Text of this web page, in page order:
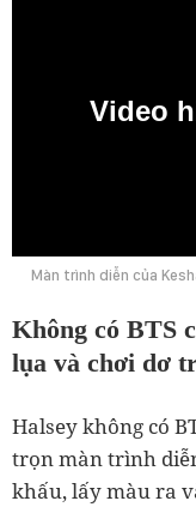
Video
Màn trình diễn của
Không có BTS
lụa và chơi dơ
Halsey không có
trọn màn trình
khấu, lấy màu ra